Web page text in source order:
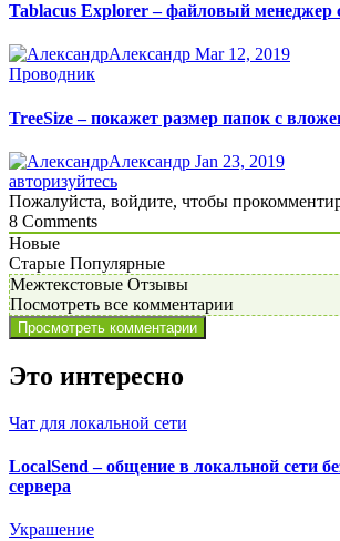
Tablacus Explorer – файловый менеджер
Александр Mar 12, 2019
Проводник
TreeSize – покажет размер папок с
Александр Jan 23, 2019
авторизуйтесь
Пожалуйста, войдите, чтобы
8 Comments
Новые
Старые Популярные
Межтекстовые Отзывы
Посмотреть все комментарии
Просмотреть комментарии
Это интересно
Чат для локальной сети
LocalSend – общение в локальной сети
сервера
Украшение